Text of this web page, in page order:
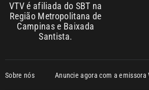
VTV é afiliada do SBT na
Região Metropolitana de
Campinas e Baixada
Santista.
Sobre nós Anuncie agora com a emissora